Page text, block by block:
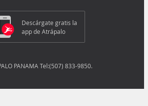
Descárgate gratis la
app de Atrápalo
PANAMA Tel:(507) 833-9850.